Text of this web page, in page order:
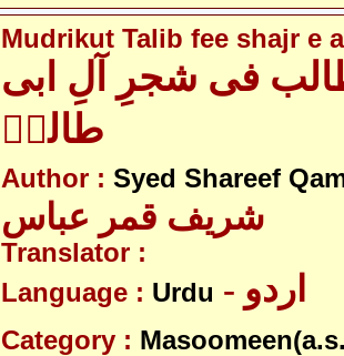
Mudrikut Talib fee shajr e
فی شجرِ آلِ ابی
طالبؑ
Author : Syed Shareef
شریف قمر عباس
Translator :
Language : Urdu - اردو
Category :